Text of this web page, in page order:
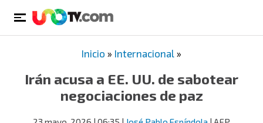
Inicio » Internacional »
Irán acusa a EE. UU. de sabotear
negociaciones de paz